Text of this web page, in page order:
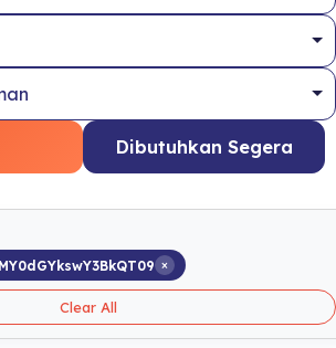
Dibutuhkan Segera
×
Clear All